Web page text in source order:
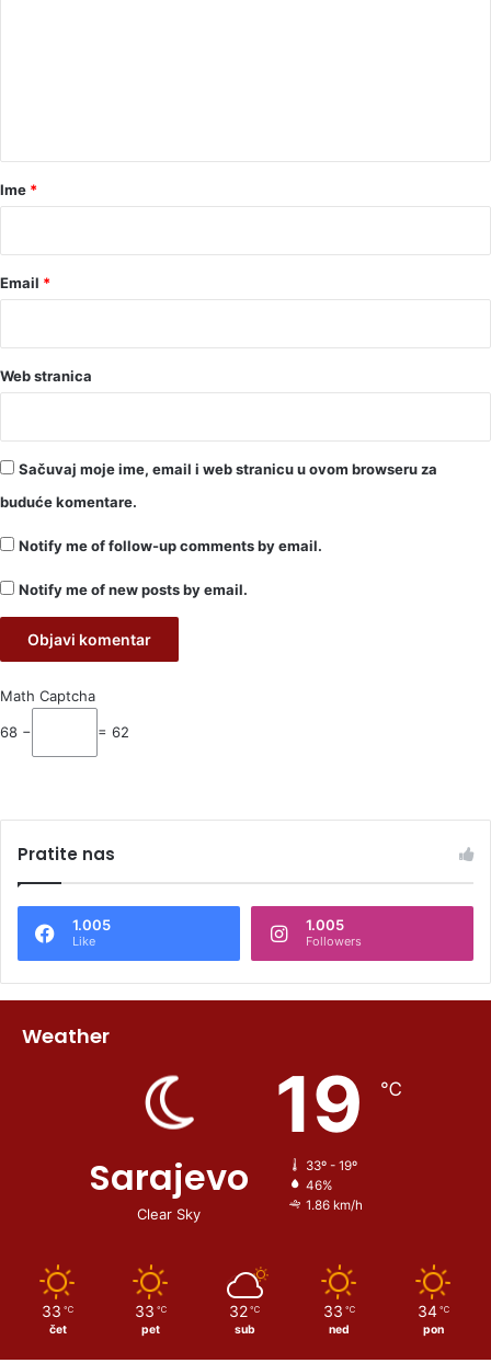
rIme *
Email *
Web stranica
Sačuvaj moje ime, email i web stranicu u ovom browseru za
buduće komentare.
Notify me of follow-up comments by email.
Notify me of new posts by email.
Math Captcha
68 − = 62
Pratite nas
1.005
Like
1.005
Followers
Weather
Sarajevo
Clear Sky
19 ℃
33º - 19º
46%
1.86 km/h
33 ℃
čet
33 ℃
pet
32 ℃
sub
33 ℃
ned
34 ℃
pon